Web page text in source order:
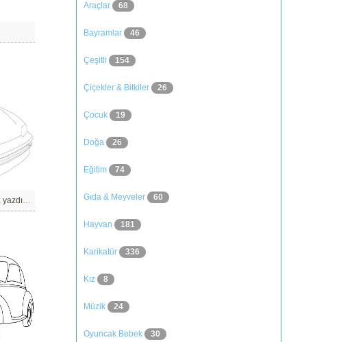
Araba Çizimi ücretsiz yazdırılabilir
Araçlar 68
Bayramlar 46
Çeşitli 154
Çiçekler & Bitkiler 26
Çocuk 19
Doğa 26
Eğitim 74
Gıda & Meyveler 60
Hayvan 181
Karikatür 336
Kız 8
Müzik 24
Oyuncak Bebek 30